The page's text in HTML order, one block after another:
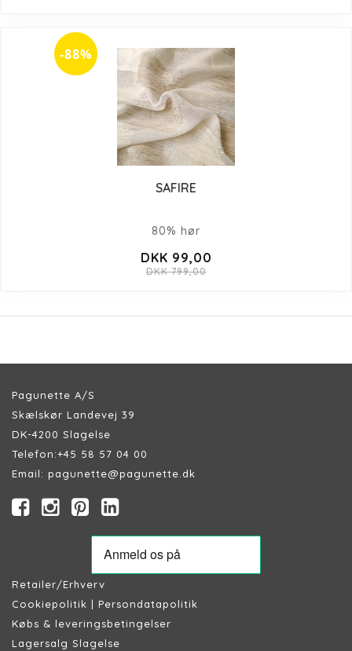
-88%
SAFIRE
80% hør
DKK 99,00
DKK 799,00
Pagunette A/S
Skælskør Landevej 39
DK-4200 Slagelse
Telefon:+45 58 57 04 00
Email: pagunette@pagunette.dk
Retailer/Erhverv
Cookiepolitik | Persondatapolitik
Købs & leveringsbetingelser
Lagersalg Slagelse